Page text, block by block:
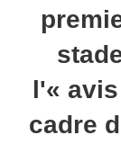
l'«
cadre